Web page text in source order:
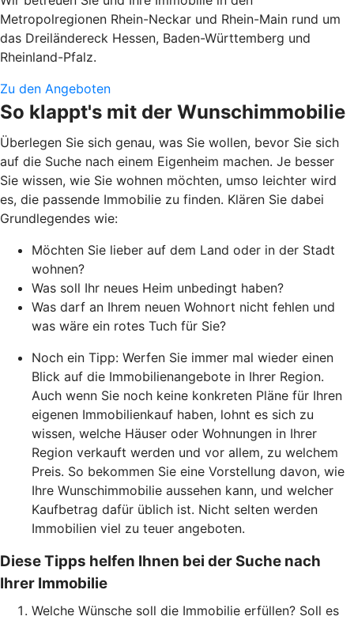
Metropolregionen Rhein-Neckar und Rhein-Main rund um
das Dreiländereck Hessen, Baden-Württemberg und
Rheinland-Pfalz.
Zu den Angeboten
So klappt's mit der Wunschimmobilie
Überlegen Sie sich genau, was Sie wollen, bevor Sie sich
auf die Suche nach einem Eigenheim machen. Je besser
Sie wissen, wie Sie wohnen möchten, umso leichter wird
es, die passende Immobilie zu finden. Klären Sie dabei
Grundlegendes wie:
Möchten Sie lieber auf dem Land oder in der Stadt
wohnen?
Was soll Ihr neues Heim unbedingt haben?
Was darf an Ihrem neuen Wohnort nicht fehlen und
was wäre ein rotes Tuch für Sie?
Noch ein Tipp: Werfen Sie immer mal wieder einen
Blick auf die Immobilienangebote in Ihrer Region.
Auch wenn Sie noch keine konkreten Pläne für Ihren
eigenen Immobilienkauf haben, lohnt es sich zu
wissen, welche Häuser oder Wohnungen in Ihrer
Region verkauft werden und vor allem, zu welchem
Preis. So bekommen Sie eine Vorstellung davon, wie
Ihre Wunschimmobilie aussehen kann, und welcher
Kaufbetrag dafür üblich ist. Nicht selten werden
Immobilien viel zu teuer angeboten.
Diese Tipps helfen Ihnen bei der Suche nach
Ihrer Immobilie
Welche Wünsche soll die Immobilie erfüllen? Soll es